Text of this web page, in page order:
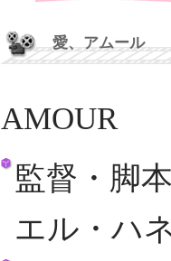
愛、アムール
AMOUR
監督・脚
エル・ハ